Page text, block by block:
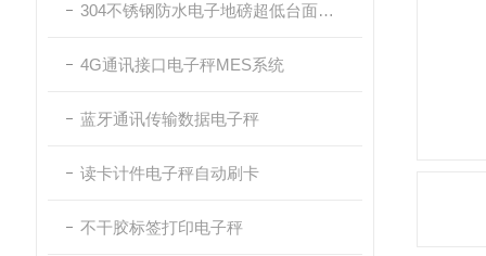
304不锈钢防水电子地磅超低台面带斜坡
4G通讯接口电子秤MES系统
蓝牙通讯传输数据电子秤
读卡计件电子秤自动刷卡
不干胶标签打印电子秤